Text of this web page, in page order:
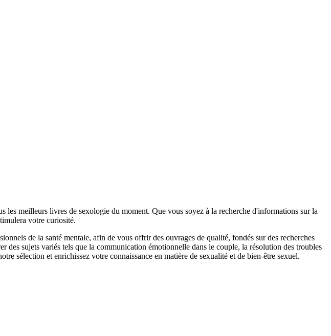
les meilleurs livres de sexologie du moment. Que vous soyez à la recherche d'informations sur la
votre curiosité.
de la santé mentale, afin de vous offrir des ouvrages de qualité, fondés sur des recherches
sujets variés tels que la communication émotionnelle dans le couple, la résolution des troubles
sélection et enrichissez votre connaissance en matière de sexualité et de bien-être sexuel.